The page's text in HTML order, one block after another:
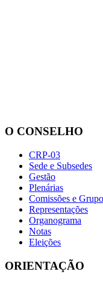
O CONSELHO
CRP-03
Sede e Subsedes
Gestão
Plenárias
Comissões e
Representações
Organograma
Notas
Eleições
ORIENTAÇÃO